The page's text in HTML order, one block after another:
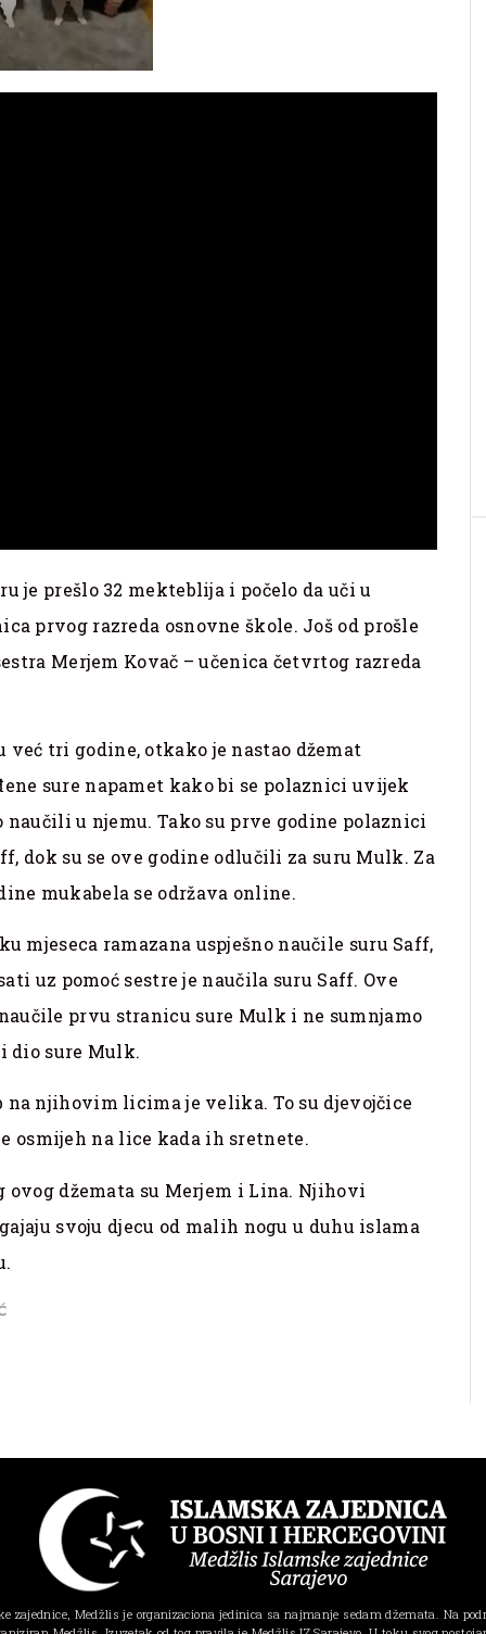
je prešlo 32 mekteblija i počelo da uči u
prvog razreda osnovne škole. Još od prošle
Merjem Kovač – učenica četvrtog razreda
već tri godine, otkako je nastao džemat
sure napamet kako bi se polaznici uvijek
u njemu. Tako su prve godine polaznici
dok su se ove godine odlučili za suru Mulk. Za
mukabela se održava online.
mjeseca ramazana uspješno naučile suru Saff,
uz pomoć sestre je naučila suru Saff. Ove
prvu stranicu sure Mulk i ne sumnjamo
dio sure Mulk.
njihovim licima je velika. To su djevojčice
osmijeh na lice kada ih sretnete.
džemata su Merjem i Lina. Njihovi
svoju djecu od malih nogu u duhu islama
zajednice, Medžlis je organizaciona jedinica sa najmanje sedam džemata. Na